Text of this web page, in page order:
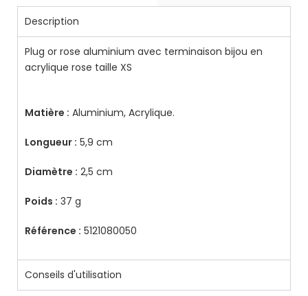
Description
Plug or rose aluminium avec terminaison bijou en
acrylique rose taille XS
Matière : Aluminium, Acrylique.
Longueur : 5,9 cm
Diamètre : 2,5 cm
Poids : 37 g
Référence : 5121080050
Conseils d'utilisation